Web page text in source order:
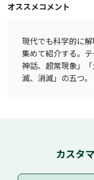
オススメコメント
現代でも科学的に
集めて紹介する。
神話、超常現象」
滅、消滅」の五つ。
カスタ